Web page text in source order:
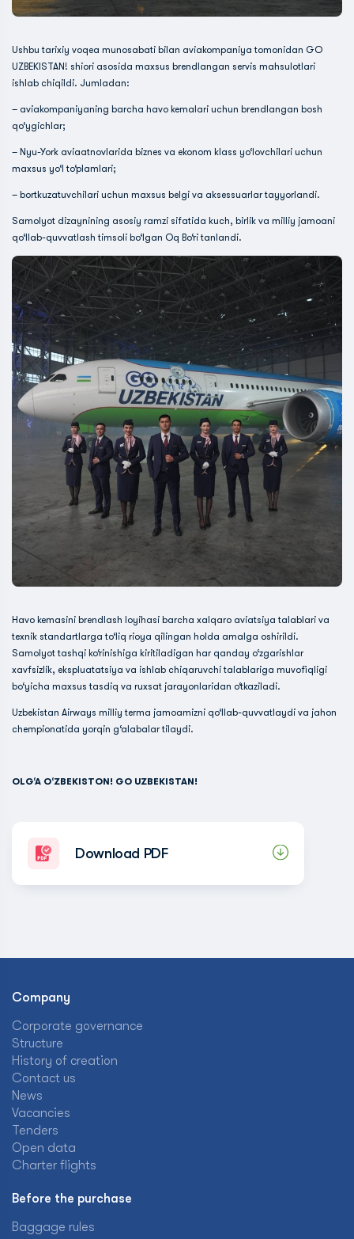
Ushbu tarixiy voqea munosabati bilan aviakompaniya tomonidan GO
UZBEKISTAN! shiori asosida maxsus brendlangan servis mahsulotlari
ishlab chiqildi. Jumladan:
– aviakompaniyaning barcha havo kemalari uchun brendlangan bosh
qo‘ygichlar;
– Nyu-York aviaatnovlarida biznes va ekonom klass yo‘lovchilari uchun
maxsus yo‘l to‘plamlari;
– bortkuzatuvchilari uchun maxsus belgi va aksessuarlar tayyorlandi.
Samolyot dizaynining asosiy ramzi sifatida kuch, birlik va milliy jamoani
qo‘llab-quvvatlash timsoli bo‘lgan Oq Bo‘ri tanlandi.
Havo kemasini brendlash loyihasi barcha xalqaro aviatsiya talablari va
texnik standartlarga to‘liq rioya qilingan holda amalga oshirildi.
Samolyot tashqi ko‘rinishiga kiritiladigan har qanday o‘zgarishlar
xavfsizlik, ekspluatatsiya va ishlab chiqaruvchi talablariga muvofiqligi
bo‘yicha maxsus tasdiq va ruxsat jarayonlaridan o‘tkaziladi.
Uzbekistan Airways milliy terma jamoamizni qo‘llab-quvvatlaydi va jahon
chempionatida yorqin g‘alabalar tilaydi.
OLG‘A O‘ZBEKISTON! GO UZBEKISTAN!
Download PDF
Company
Corporate governance
Structure
History of creation
Contact us
News
Vacancies
Tenders
Open data
Charter flights
Before the purchase
Baggage rules